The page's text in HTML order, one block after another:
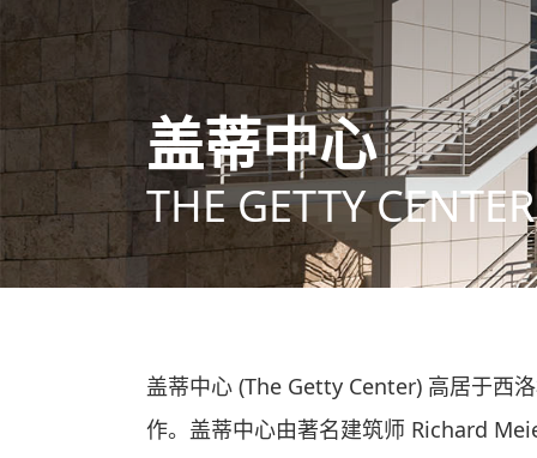
盖蒂中心
THE GETTY CENTER
盖蒂中心 (The Getty Center) 高居于西
作。盖蒂中心由著名建筑师 Richard